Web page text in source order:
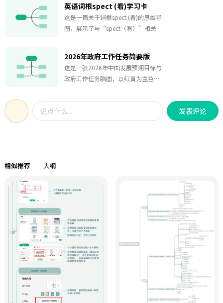
屈，遇事只会哭闹、发脾气，难以用
温和方式疏导负面情绪，这款【情绪
小怪兽闯关棋】趣味桌游模板，专为
形式，让孩子在轻松玩乐中系统学习
情绪管理，是家庭亲子陪伴、儿童心
理辅导的优质教具。桌游支持 2-4 名
代配套冷静勋章，单局游玩时长控制
在 15 至 25 分钟，节奏紧凑不会消耗
事、表演情绪表情；绿色幸运格可以
直接领取冷静勋章；红色挑战格练习
温和表达内心感受；紫色挫折格引导
孩子接纳失意、放平心态。棋盘多处
设置 DIY 空白格子，老师和家长能够
自由自定义互动任务，灵活适配不同
年龄段孩子的认知水平。棋盘设计了
深呼吸平复焦躁、模仿委屈却好好说
话、安静站立整理心情、温柔讲述开
英语词根spect (看)学习卡
这是一篇关于词根spect (看)的思维导
图，展示了与“spect（看）”相关的
于学生群体而言，此模板是扩大词汇
量、理解单词构成的宝藏资料。围绕
spect这一词根，延伸出inspect、
详细拆解了每个单词的词根分解、词
性与含义，还配有生动的英文例句，
方法上，模板提供了记忆顺口溜，
表敬意”等，朗朗上口，便于学生快
速记忆这12个单词。同时，学习行动
指南部分给出了每日朗读顺口溜、用
单词造新句子、绘制词根联想图等实
用建议，助力学生巩固所学知识。对
记忆效率、掌握词根学习技巧的人来
说，该模板能帮助大家建立系统的词
2026年政府工作任务简要版
这是一张2026年中国发展预期目标与
政府工作任务脑图，以红黄为主色
侧呈现发展预期目标，右侧拆解10大
类政府工作任务，信息分类清晰、逻
辑递进直观。 左侧（发展预期目
共预算支出30万亿等）、货币政策
盖“增长、民生、生态、财政金
融”四大维度。 右侧（政府工作任
务）：以“十大任务”为核心，包
括“建设强大国内市场”“培育壮大
新动能”“科技自立自强”“深化改
革开放”“乡村振兴”“区域协
险防控”等，每项任务下细分具体举
措（如“促消费、扩投资”“传统产
发表评论
相似推荐 大纲